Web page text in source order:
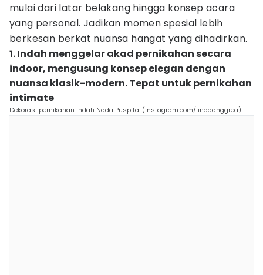
mulai dari latar belakang hingga konsep acara
yang personal. Jadikan momen spesial lebih
berkesan berkat nuansa hangat yang dihadirkan.
1. Indah menggelar akad pernikahan secara
indoor, mengusung konsep elegan dengan
nuansa klasik-modern. Tepat untuk pernikahan
intimate
Dekorasi pernikahan Indah Nada Puspita. (instagram.com/lindaanggrea)